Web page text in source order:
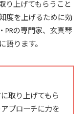
り上げてもらうこと
度を上げるために効
PRの専門家、玄真琴
語ります。
取り上げてもら
プローチに力を